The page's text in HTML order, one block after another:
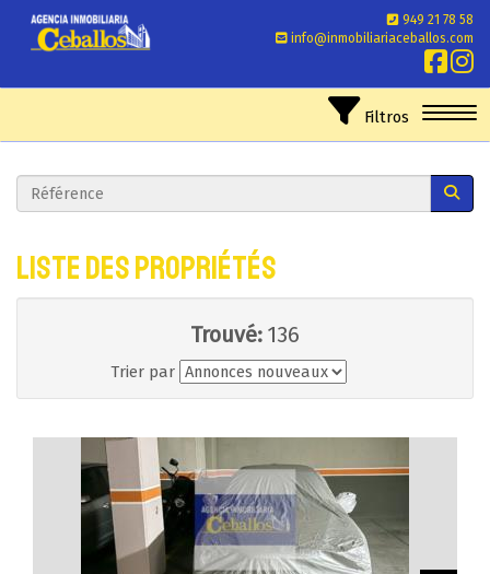
949 21 78 58
info@inmobiliariaceballos.com
Filtros
Liste des propriétés
Trouvé: 136
Trier par